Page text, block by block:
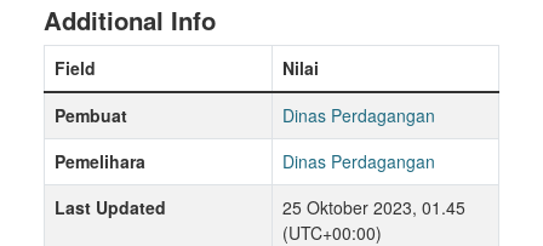
Additional Info
Field
Nilai
Pembuat
Dinas Perdagangan
Pemelihara
Dinas Perdagangan
Last Updated
25 Oktober 2023, 01.45
(UTC+00:00)